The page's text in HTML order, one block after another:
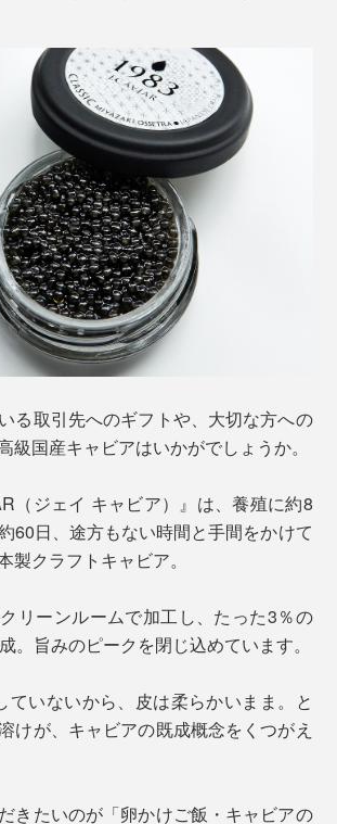
る取引先へのギフトや、大切な方への
級国産キャビアはいかがでしょうか。
（ジェイ キャビア）』は、養殖に約8
60日、途方もない時間と手間をかけて
製クラフトキャビア。
リーンルームで加工し、たった3％の
。旨みのピークを閉じ込めています。
ていないから、皮は柔らかいまま。と
けが、キャビアの既成概念をくつがえ
きたいのが「卵かけご飯・キャビアの